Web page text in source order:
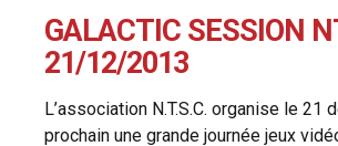
GALACTIC SESSION
21/12/2013
L’association N.T.S.C. organise le 21
prochain une grande journée jeux